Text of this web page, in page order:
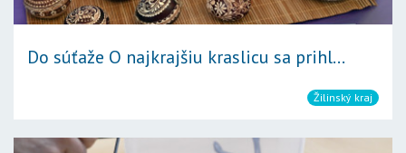
Do súťaže O najkrajšiu kraslicu sa prihl...
Žilinský kraj